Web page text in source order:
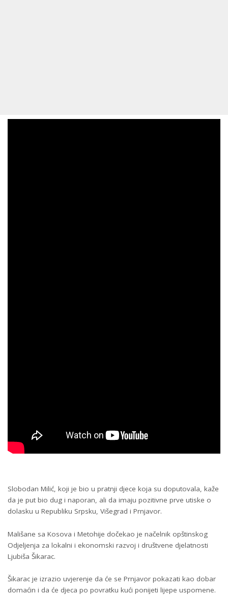
Slobodan Milić, koji je bio u pratnji djece koja su doputovala, kaže
da je put bio dug i naporan, ali da imaju pozitivne prve utiske o
dolasku u Republiku Srpsku, Višegrad i Prnjavor.
Mališane sa Kosova i Metohije dočekao je načelnik opštinskog
Odjeljenja za lokalni i ekonomski razvoj i društvene djelatnosti
Ljubiša Šikarac.
Šikarac je izrazio uvjerenje da će se Prnjavor pokazati kao dobar
domaćin i da će djeca po povratku kući ponijeti lijepe uspomene.